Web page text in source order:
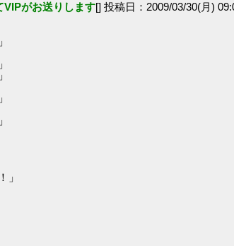
VIPがお送りします[] 投稿日：2009/03/30(月)
」